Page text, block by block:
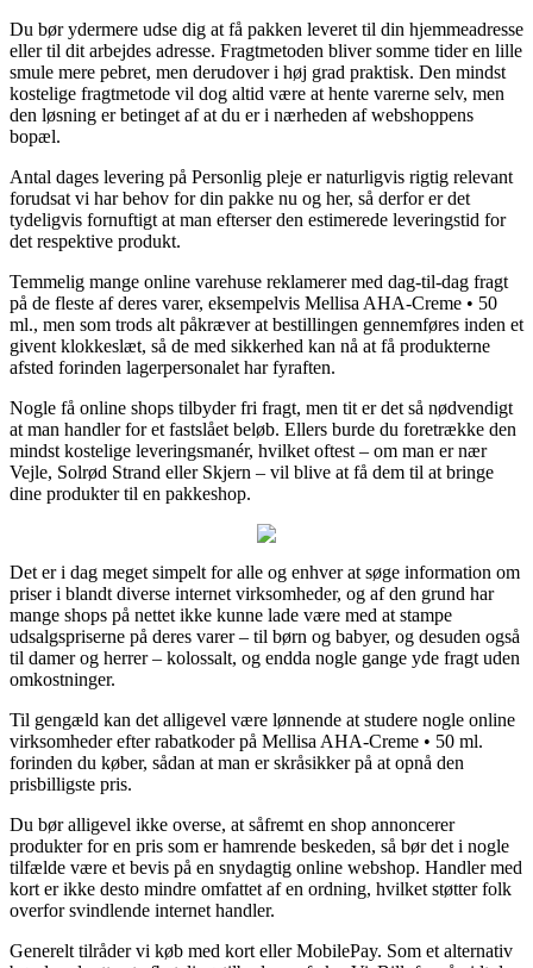
Du bør ydermere udse dig at få pakken leveret til din hjemmeadresse
eller til dit arbejdes adresse. Fragtmetoden bliver somme tider en lille
smule mere pebret, men derudover i høj grad praktisk. Den mindst
kostelige fragtmetode vil dog altid være at hente varerne selv, men
den løsning er betinget af at du er i nærheden af webshoppens
bopæl.
Antal dages levering på Personlig pleje er naturligvis rigtig relevant
forudsat vi har behov for din pakke nu og her, så derfor er det
tydeligvis fornuftigt at man efterser den estimerede leveringstid for
det respektive produkt.
Temmelig mange online varehuse reklamerer med dag-til-dag fragt
på de fleste af deres varer, eksempelvis Mellisa AHA-Creme • 50
ml., men som trods alt påkræver at bestillingen gennemføres inden et
givent klokkeslæt, så de med sikkerhed kan nå at få produkterne
afsted forinden lagerpersonalet har fyraften.
Nogle få online shops tilbyder fri fragt, men tit er det så nødvendigt
at man handler for et fastslået beløb. Ellers burde du foretrække den
mindst kostelige leveringsmanér, hvilket oftest – om man er nær
Vejle, Solrød Strand eller Skjern – vil blive at få dem til at bringe
dine produkter til en pakkeshop.
Det er i dag meget simpelt for alle og enhver at søge information om
priser i blandt diverse internet virksomheder, og af den grund har
mange shops på nettet ikke kunne lade være med at stampe
udsalgspriserne på deres varer – til børn og babyer, og desuden også
til damer og herrer – kolossalt, og endda nogle gange yde fragt uden
omkostninger.
Til gengæld kan det alligevel være lønnende at studere nogle online
virksomheder efter rabatkoder på Mellisa AHA-Creme • 50 ml.
forinden du køber, sådan at man er skråsikker på at opnå den
prisbilligste pris.
Du bør alligevel ikke overse, at såfremt en shop annoncerer
produkter for en pris som er hamrende beskeden, så bør det i nogle
tilfælde være et bevis på en snydagtig online webshop. Handler med
kort er ikke desto mindre omfattet af en ordning, hvilket støtter folk
overfor svindlende internet handler.
Generelt tilråder vi køb med kort eller MobilePay. Som et alternativ